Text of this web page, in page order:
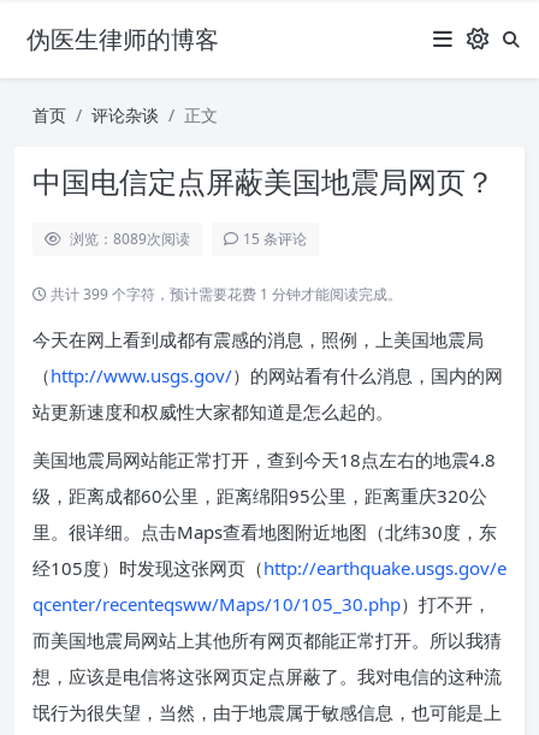
伪医生律师的博客
首页 评论杂谈 正文
中国电信定点屏蔽美国地震局网页？
浏览：8089次阅读 15 条评论
共计 399 个字符，预计需要花费 1 分钟才能阅读完成。
今天在网上看到成都有震感的消息，照例，上美国地震局
（http://www.usgs.gov/）的网站看有什么消息，国内的网
站更新速度和权威性大家都知道是怎么起的。
美国地震局网站能正常打开，查到今天18点左右的地震4.8
级，距离成都60公里，距离绵阳95公里，距离重庆320公
里。很详细。点击Maps查看地图附近地图（北纬30度，东
经105度）时发现这张网页（http://earthquake.usgs.gov/e
qcenter/recenteqsww/Maps/10/105_30.php）打不开，
而美国地震局网站上其他所有网页都能正常打开。所以我猜
想，应该是电信将这张网页定点屏蔽了。我对电信的这种流
氓行为很失望，当然，由于地震属于敏感信息，也可能是上